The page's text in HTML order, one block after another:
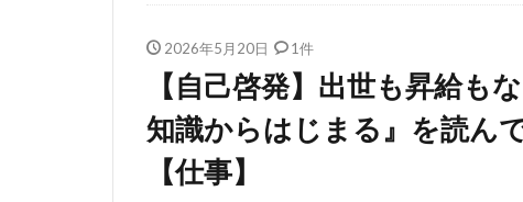
2026年5月20日 1件
【自己啓発】出世も昇給も
知識からはじまる』を読ん
【仕事】